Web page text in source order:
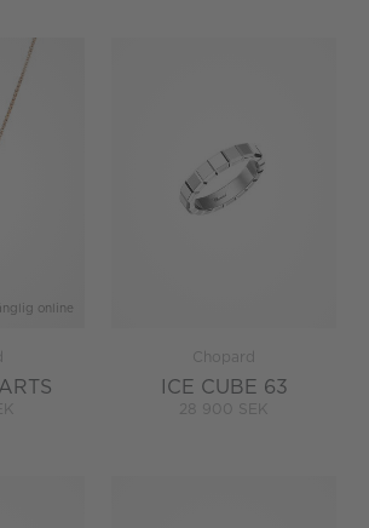
online
Chopard
ICE CUBE 63
28 900 SEK